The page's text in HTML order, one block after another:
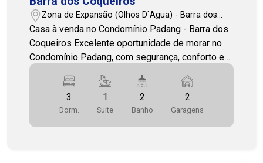
Zona de Expansão (Olhos D`Agua) - Barra dos
Coqueiros/SE
Casa à venda no Condomínio Padang - Barra dos
Coqueiros Excelente oportunidade de morar no
Condomínio Padang, com segurança, conforto e
área de lazer completa. Localização privilegiada,
próximo ao mar e a poucos minutos de Aracaju.
Características do imóvel: 3 quartos, sendo 1
suíte 2 banheiros sociais Sala ampla Cozinha
Área de serviço Quintal Jardim Área com
3
Dorm.
1
Suite
2
Banho
2
Garagens